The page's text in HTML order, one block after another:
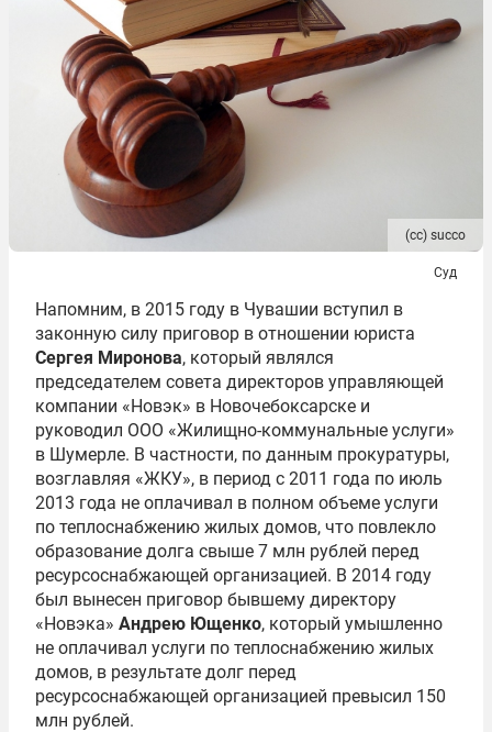
(сс) succo
Суд
Напомним, в 2015 году в Чувашии вступил в
законную силу приговор в отношении юриста
Сергея Миронова, который являлся
председателем совета директоров управляющей
компании «Новэк» в Новочебоксарске и
руководил ООО «Жилищно-коммунальные услуги»
в Шумерле. В частности, по данным прокуратуры,
возглавляя «ЖКУ», в период с 2011 года по июль
2013 года не оплачивал в полном объеме услуги
по теплоснабжению жилых домов, что повлекло
образование долга свыше 7 млн рублей перед
ресурсоснабжающей организацией. В 2014 году
был вынесен приговор бывшему директору
«Новэка» Андрею Ющенко, который умышленно
не оплачивал услуги по теплоснабжению жилых
домов, в результате долг перед
ресурсоснабжающей организацией превысил 150
млн рублей.